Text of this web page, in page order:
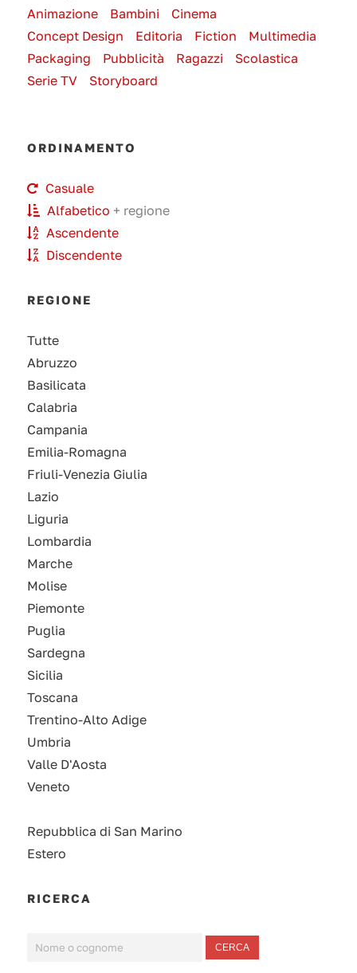
Animazione
Bambini
Cinema
Concept Design
Editoria Fiction
Multimedia
Packaging
Pubblicità Ragazzi
Scolastica
Serie TV
Storyboard
ORDINAMENTO
Casuale
Alfabetico + regione
Ascendente
Discendente
REGIONE
Tutte
Abruzzo
Basilicata
Calabria
Campania
Emilia-Romagna
Friuli-Venezia Giulia
Lazio
Liguria
Lombardia
Marche
Molise
Piemonte
Puglia
Sardegna
Sicilia
Toscana
Trentino-Alto Adige
Umbria
Valle D'Aosta
Veneto
Repubblica di San Marino
Estero
RICERCA
CERCA